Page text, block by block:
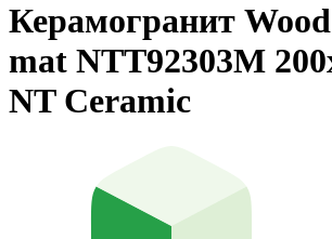
Керамогранит
mat NTT92303M
NT Ceramic